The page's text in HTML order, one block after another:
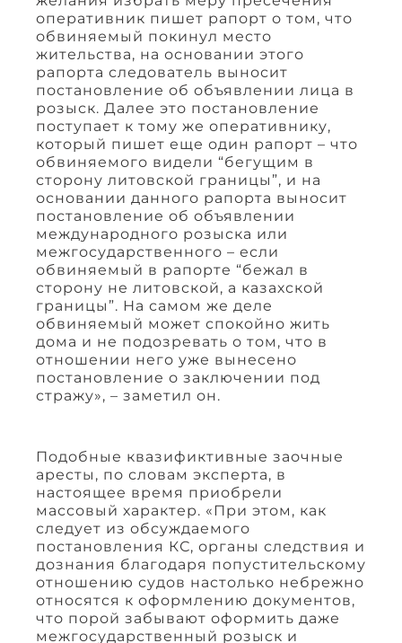
оперативник пишет рапорт о том, что
обвиняемый покинул место
жительства, на основании этого
рапорта следователь выносит
постановление об объявлении лица в
розыск. Далее это постановление
поступает к тому же оперативнику,
который пишет еще один рапорт – что
обвиняемого видели “бегущим в
сторону литовской границы”, и на
основании данного рапорта выносит
постановление об объявлении
международного розыска или
межгосударственного – если
обвиняемый в рапорте “бежал в
сторону не литовской, а казахской
границы”. На самом же деле
обвиняемый может спокойно жить
дома и не подозревать о том, что в
отношении него уже вынесено
постановление о заключении под
стражу», – заметил он.
Подобные квазификтивные заочные
аресты, по словам эксперта, в
настоящее время приобрели
массовый характер. «При этом, как
следует из обсуждаемого
постановления КС, органы следствия и
дознания благодаря попустительскому
отношению судов настолько небрежно
относятся к оформлению документов,
что порой забывают оформить даже
межгосударственный розыск и